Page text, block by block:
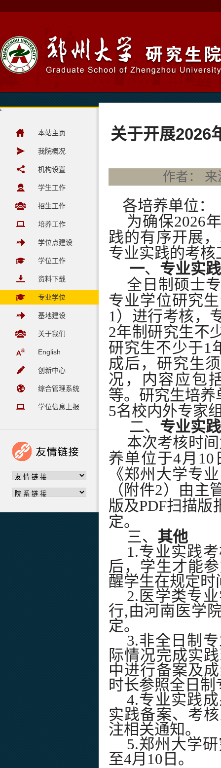
本站主页
我院概况
机构设置
学生工作
招生工作
培养工作
学位点建设
学位工作
资料下载
专业学位
基地建设
关于我们
English
创新中心
综合管理系统
学位信息上报
关于开展2026
作者：
各培养单位：
为确保2026
践的有序开展
专业实践的考
一、 专业实
全日制硕士
专业学位研究
1）进行考核，
2年制研究生不
研究生不少于1
成后，研究生
况，内容应包
等。研究生培
5名校内外专家
二、 专业实
本次考核时
养单位于4月
《郑州大学专
（附件2）由
版及PDF扫描版
定。
三、 其他
1.专业实践
后，学生才能
醒学生在规定
2.医学类专
行,由河南医学
定。
3.非全日制
际情况完成实
中进行备案及
时长参照全日
4.专业实践
实践备案、考
注相关通知。
5.郑州大学
至4月10日。